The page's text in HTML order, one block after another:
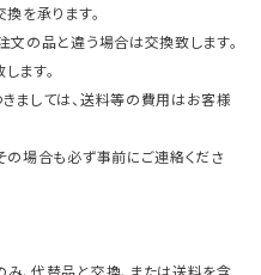
を承ります。
の品と違う場合は交換致します。
ます。
ましては、送料等の費用はお客様
場合も必ず事前にご連絡くださ